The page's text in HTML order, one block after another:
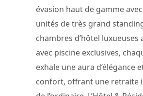
évasion haut de gamme
unités de très grand
chambres d’hôtel luxueuses
avec piscine exclusives,
exhale une aura d’élégance
confort, offrant une retraite